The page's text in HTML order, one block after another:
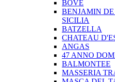
BOVE
BENJAMIN
SICILIA
BATZELLA
CHATEAU
ANGAS
47 ANNO
BALMONTEE
MASSERIA